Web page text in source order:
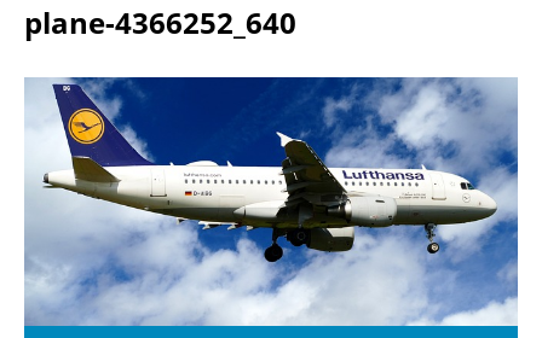
plane-4366252_640